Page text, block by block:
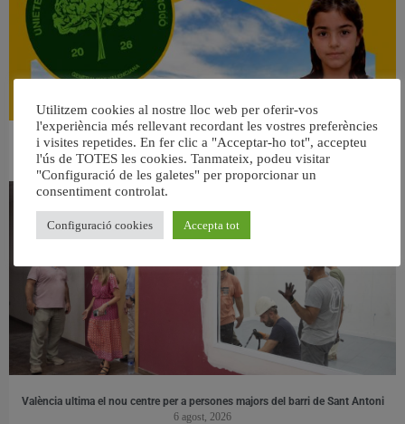
👀 Una mirada atenta puede marcar la diferencia.
31 juliol, 2026
València ultima el nou centre per a persones majors del barri de Sant Antoni
6 agost, 2026
Utilitzem cookies al nostre lloc web per oferir-vos
l'experiència més rellevant recordant les vostres preferències
i visites repetides. En fer clic a "Acceptar-ho tot", accepteu
l'ús de TOTES les cookies. Tanmateix, podeu visitar
"Configuració de les galetes" per proporcionar un
consentiment controlat.
Configuració cookies Accepta tot